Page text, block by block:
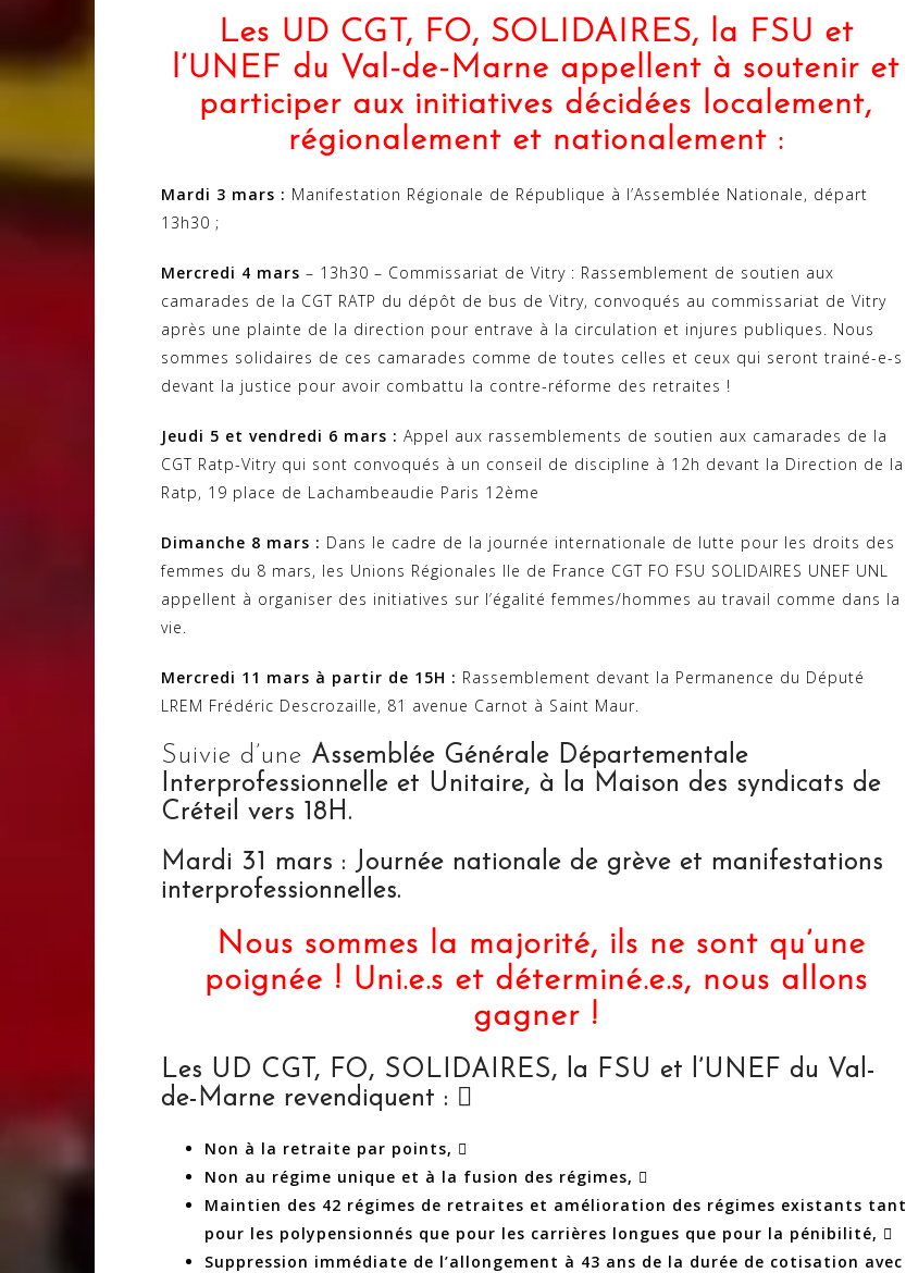
Les UD CGT, FO, SOLIDAIRES, la FSU et
l’UNEF du Val-de-Marne appellent à soutenir et
participer aux initiatives décidées localement,
régionalement et nationalement :
Mardi 3 mars : Manifestation Régionale de République à l’Assemblée Nationale, départ
13h30 ;
Mercredi 4 mars – 13h30 – Commissariat de Vitry : Rassemblement de soutien aux
camarades de la CGT RATP du dépôt de bus de Vitry, convoqués au commissariat de Vitry
après une plainte de la direction pour entrave à la circulation et injures publiques. Nous
sommes solidaires de ces camarades comme de toutes celles et ceux qui seront trainé-e-s
devant la justice pour avoir combattu la contre-réforme des retraites !
Jeudi 5 et vendredi 6 mars : Appel aux rassemblements de soutien aux camarades de la
CGT Ratp-Vitry qui sont convoqués à un conseil de discipline à 12h devant la Direction de la
Ratp, 19 place de Lachambeaudie Paris 12ème
Dimanche 8 mars : Dans le cadre de la journée internationale de lutte pour les droits des
femmes du 8 mars, les Unions Régionales Ile de France CGT FO FSU SOLIDAIRES UNEF UNL
appellent à organiser des initiatives sur l’égalité femmes/hommes au travail comme dans la
vie.
Mercredi 11 mars à partir de 15H : Rassemblement devant la Permanence du Député
LREM Frédéric Descrozaille, 81 avenue Carnot à Saint Maur.
Suivie d’une Assemblée Générale Départementale
Interprofessionnelle et Unitaire, à la Maison des syndicats de
Créteil vers 18H.
Mardi 31 mars : Journée nationale de grève et manifestations
interprofessionnelles.
Nous sommes la majorité, ils ne sont qu’une
poignée ! Uni.e.s et déterminé.e.s, nous allons
gagner !
Les UD CGT, FO, SOLIDAIRES, la FSU et l’UNEF du Val-
de-Marne revendiquent : 
Non à la retraite par points, 
Non au régime unique et à la fusion des régimes, 
Maintien des 42 régimes de retraites et amélioration des régimes existants tant
pour les polypensionnés que pour les carrières longues que pour la pénibilité, 
Suppression immédiate de l’allongement à 43 ans de la durée de cotisation avec